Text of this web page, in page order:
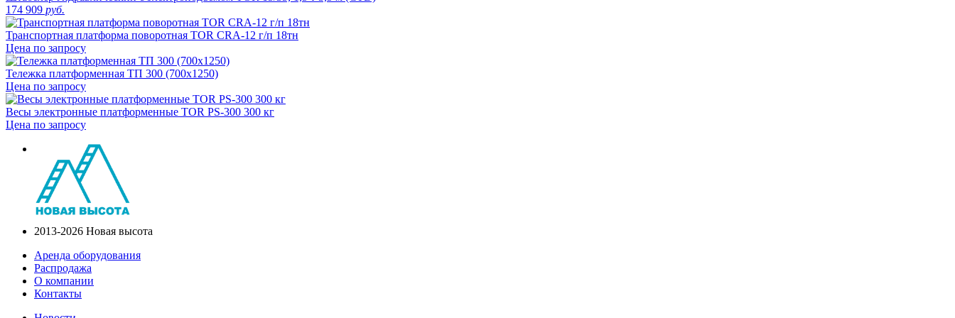
174 909 руб.
Транспортная платформа поворотная TOR CRA-12 г/п 18тн
Цена по запросу
Тележка платформенная ТП 300 (700х1250)
Цена по запросу
Весы электронные платформенные TOR PS-300 300 кг
Цена по запросу
2013-2026 Новая высота
Аренда оборудования
Распродажа
О компании
Контакты